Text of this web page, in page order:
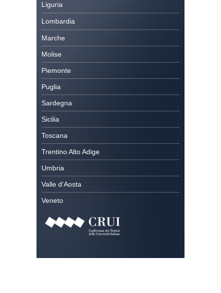
Liguria
Lombardia
Marche
Molise
Piemonte
Puglia
Sardegna
Sicilia
Toscana
Trentino Alto Adige
Umbria
Valle d'Aosta
Veneto